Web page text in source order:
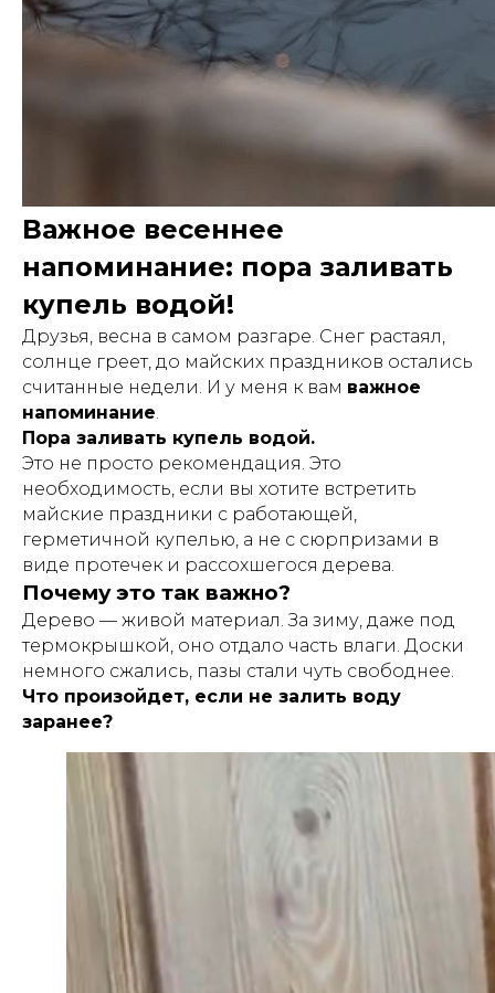
Важное весеннее
напоминание: пора заливать
купель водой!
Друзья, весна в самом разгаре. Снег растаял,
солнце греет, до майских праздников остались
считанные недели. И у меня к вам важное
напоминание.
Пора заливать купель водой.
Это не просто рекомендация. Это
необходимость, если вы хотите встретить
майские праздники с работающей,
герметичной купелью, а не с сюрпризами в
виде протечек и рассохшегося дерева.
Почему это так важно?
Дерево — живой материал. За зиму, даже под
термокрышкой, оно отдало часть влаги. Доски
немного сжались, пазы стали чуть свободнее.
Что произойдет, если не залить воду
заранее?